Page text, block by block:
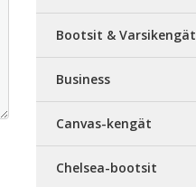
Bootsit & Varsikengät
Business
Canvas-kengät
Chelsea-bootsit